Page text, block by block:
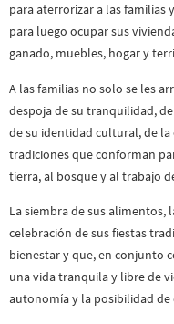
para aterrorizar a las familias
para luego ocupar sus
ganado, muebles, hogar y
A las familias no solo se les
despoja de su tranquilidad,
de su identidad cultural, de la
tradiciones que conforman
tierra, al bosque y al trabajo
La siembra de sus alimentos,
celebración de sus fiestas
bienestar y que, en conjunto
una vida tranquila y libre de
autonomía y la posibilidad de